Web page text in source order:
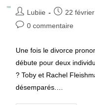
Auteur/autrice
de
Lubiie
Publication
publiée :
22
Commentaires
0 commentaire
Une fois le divorce
débute pour deux
? Toby et Rachel
désemparés.…